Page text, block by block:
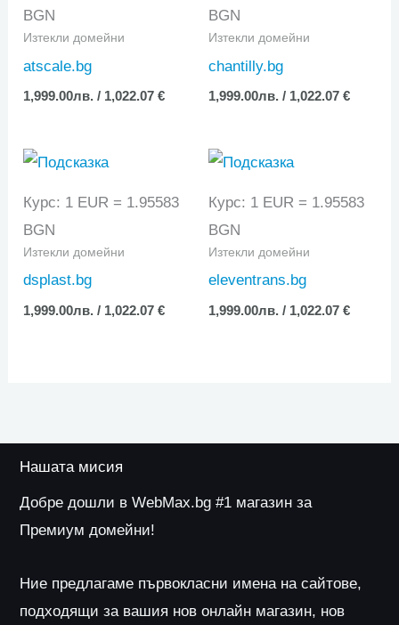
BGN
Изтекли домейни
atscale.bg
1,999.00лв. / 1,022.07 €
BGN
Изтекли домейни
chantilly.bg
1,999.00лв. / 1,022.07 €
Курс: 1 EUR = 1.95583
BGN
Изтекли домейни
dsplast.bg
1,999.00лв. / 1,022.07 €
Курс: 1 EUR = 1.95583
BGN
Изтекли домейни
eleventrans.bg
1,999.00лв. / 1,022.07 €
Нашата мисия
Добре дошли в WebMax.bg #1 магазин за
Премиум домейни!
Ние предлагаме първокласни имена на сайтове,
подходящи за вашия нов онлайн магазин, нов